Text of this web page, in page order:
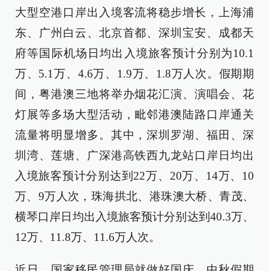
大型空港口岸出入境客流将稳步增长，上海浦
东、广州白云、北京首都、深圳宝安、成都天
府等国际机场日均出入境旅客预计分别为10.1
万、5.1万、4.6万、1.9万、1.8万人次。假期期
间，粤港澳三地将举办烟花汇演、演唱会、花
灯展等多场大型活动，毗邻港澳陆路口岸通关
流量将明显增多。其中，深圳罗湖、福田、深
圳湾、莲塘、广深港高铁西九龙站口岸日均出
入境旅客预计分别达到22万、20万、14万、10
万、9万人次，珠海拱北、港珠澳大桥、青茂、
横琴口岸日均出入境旅客预计分别达到40.3万、
12万、11.8万、11.6万人次。